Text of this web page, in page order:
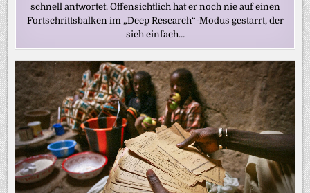
schnell antwortet. Offensichtlich hat er noch nie auf einen
Fortschrittsbalken im „Deep Research“-Modus gestarrt, der
sich einfach…